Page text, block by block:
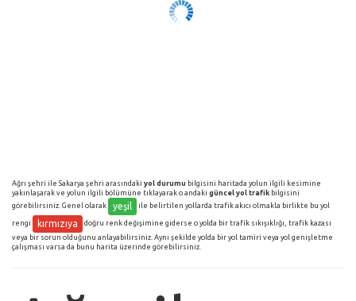
Ağrı şehri ile Sakarya şehri arasındaki yol durumu bilgisini haritada yolun ilgili kesimine
yakınlaşarak ve yolun ilgili bölümüne tıklayarak o andaki güncel yol trafik bilgisini
görebilirsiniz. Genel olarak
yeşil ile belirtilen yollarda trafik akıcı olmakla birlikte bu yol
rengi kırmızıya
doğru renk değişimine giderse o yolda bir trafik sıkışıklığı, trafik kazası
veya bir sorun olduğunu anlayabilirsiniz. Aynı şekilde yolda bir yol tamiri veya yol genişletme
çalışması varsa da bunu harita üzerinde görebilirsiniz.